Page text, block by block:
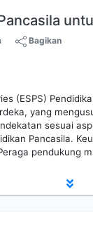
Bagikan
(ESPS)
yang
sesuai
Pancasila.
pendukung